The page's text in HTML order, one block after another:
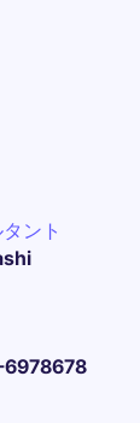
ント